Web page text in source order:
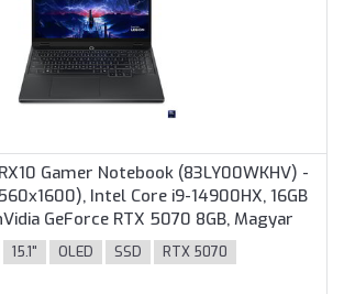
Gamer Notebook (83LY00WKHV) -
Intel Core i9-14900HX, 16GB
GeForce RTX 5070 8GB, Magyar
rendszer nélkül, 3 év garancia,
15.1" OLED SSD RTX 5070